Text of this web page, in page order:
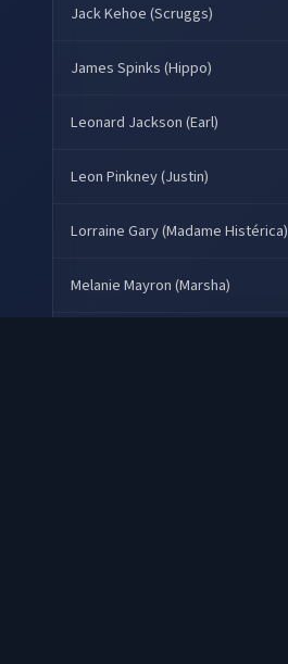
Jack Kehoe (Scruggs)
James Spinks (Hippo)
Leonard Jackson (Earl)
Leon Pinkney (Justin)
Lorraine Gary (Madame Histérica)
Melanie Mayron (Marsha)